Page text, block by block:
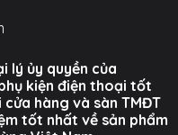
vỡ.
lý ủy quyền của
kiện điện thoại tốt
hàng và sàn TMĐT
tốt nhất về sản phẩm